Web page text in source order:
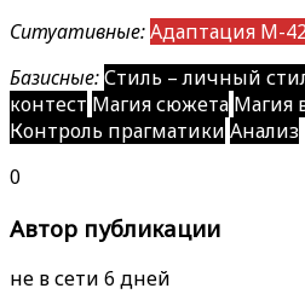
Ситуативные:Адаптация М-
Базисные:Стиль – личный
контест Магия сюжета Магия
Контроль прагматики Анализ
0
Автор публикации
не в сети 6 дней